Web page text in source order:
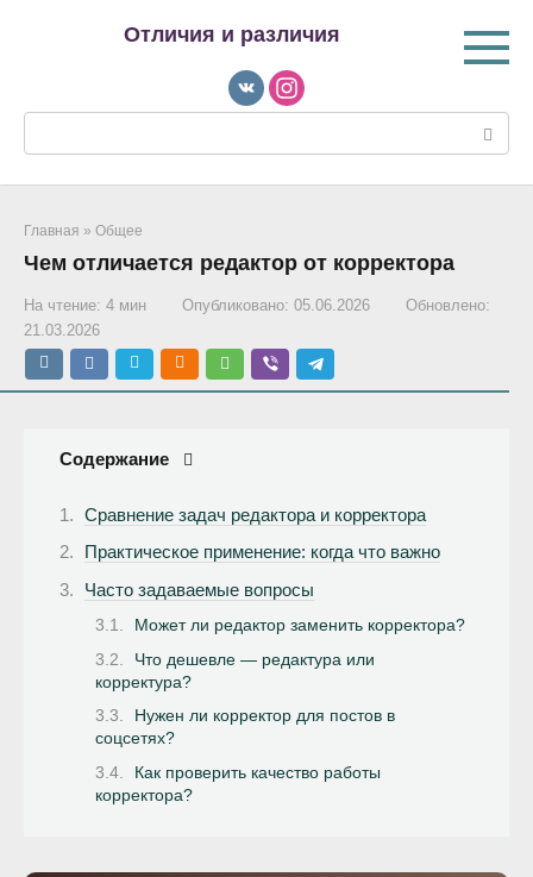
Отличия и различия
Главная » Общее
Чем отличается редактор от корректора
На чтение: 4 мин Опубликовано: 05.06.2026
Обновлено:
21.03.2026
Содержание
Сравнение задач редактора и корректора
Практическое применение: когда что важно
Часто задаваемые вопросы
Может ли редактор заменить корректора?
Что дешевле — редактура или
корректура?
Нужен ли корректор для постов в
соцсетях?
Как проверить качество работы
корректора?